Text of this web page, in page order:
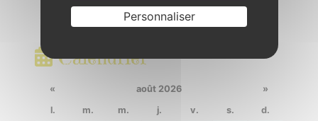
Calendrier
« août 2026
»
l.
m. m. j. v. s. d.
Personnaliser